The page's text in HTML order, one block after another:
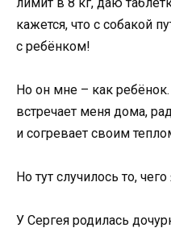
кажется, что с собакой
с ребёнком!
Но он мне – как
встречает меня дома,
и согревает своим
Но тут случилось то,
У Сергея родилась